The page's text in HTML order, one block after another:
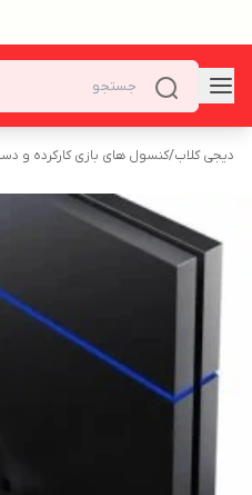
دیجی کلاب/کنسول های بازی کارکرده و